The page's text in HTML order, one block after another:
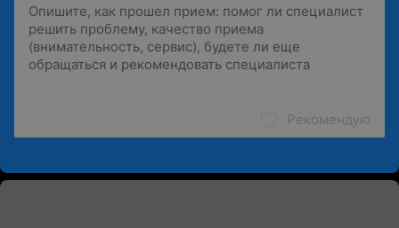
Рекомендую